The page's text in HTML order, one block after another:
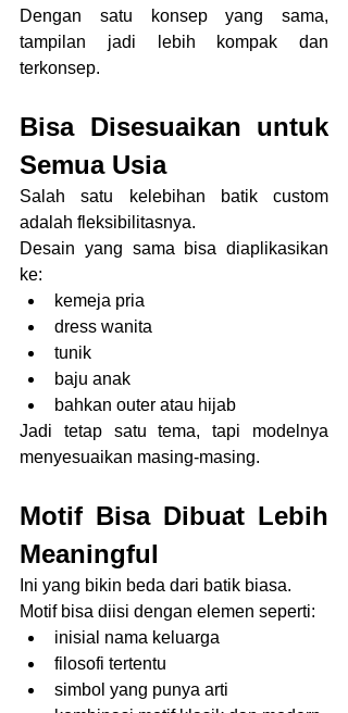
Dengan satu konsep yang sama,
tampilan jadi lebih kompak dan
terkonsep.
Bisa Disesuaikan untuk
Semua Usia
Salah satu kelebihan batik custom
adalah fleksibilitasnya.
Desain yang sama bisa diaplikasikan
ke:
kemeja pria
dress wanita
tunik
baju anak
bahkan outer atau hijab
Jadi tetap satu tema, tapi modelnya
menyesuaikan masing-masing.
Motif Bisa Dibuat Lebih
Meaningful
Ini yang bikin beda dari batik biasa.
Motif bisa diisi dengan elemen seperti:
inisial nama keluarga
filosofi tertentu
simbol yang punya arti